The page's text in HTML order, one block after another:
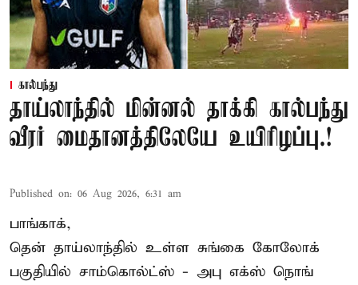
கால்பந்து
தாய்லாந்தில் மின்னல் தாக்கி கால்பந்து
வீரர் மைதானத்திலேயே உயிரிழப்பு.!
Published on: 06 Aug 2026, 6:31 am
பாங்காக்,
தென் தாய்லாந்தில் உள்ள சுங்கை கோலோக்
பகுதியில் சாம்கொல்ட்ஸ் - அபு எக்ஸ் நொங்